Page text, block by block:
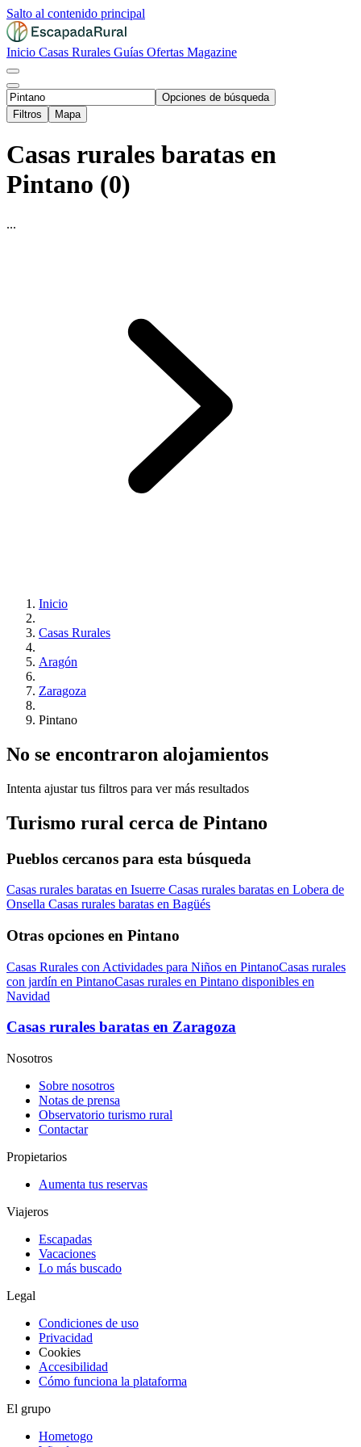
Salto al contenido principal
Inicio Casas Rurales Guías Ofertas Magazine
Opciones de búsqueda
Filtros
Mapa
Casas rurales baratas en
Pintano (0)
...
Inicio
Casas Rurales
Aragón
Zaragoza
Pintano
No se encontraron alojamientos
Intenta ajustar tus filtros para ver más resultados
Turismo rural cerca de Pintano
Pueblos cercanos para esta búsqueda
Casas rurales baratas en Isuerre Casas rurales baratas en Lobera de
Onsella Casas rurales baratas en Bagüés
Otras opciones en Pintano
Casas Rurales con Actividades para Niños en PintanoCasas rurales
con jardín en PintanoCasas rurales en Pintano disponibles en
Navidad
Casas rurales baratas en Zaragoza
Nosotros
Sobre nosotros
Notas de prensa
Observatorio turismo rural
Contactar
Propietarios
Aumenta tus reservas
Viajeros
Escapadas
Vacaciones
Lo más buscado
Legal
Condiciones de uso
Privacidad
Cookies
Accesibilidad
Cómo funciona la plataforma
El grupo
Hometogo